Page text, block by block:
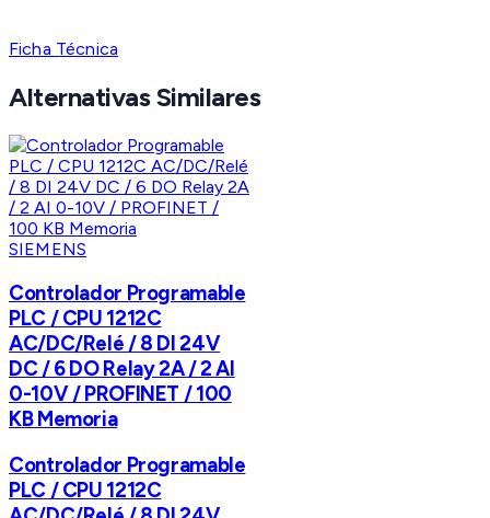
Ficha Técnica
Alternativas Similares
SIEMENS
Controlador Programable
PLC / CPU 1212C
AC/DC/Relé / 8 DI 24V
DC / 6 DO Relay 2A / 2 AI
0-10V / PROFINET / 100
KB Memoria
Controlador Programable
PLC / CPU 1212C